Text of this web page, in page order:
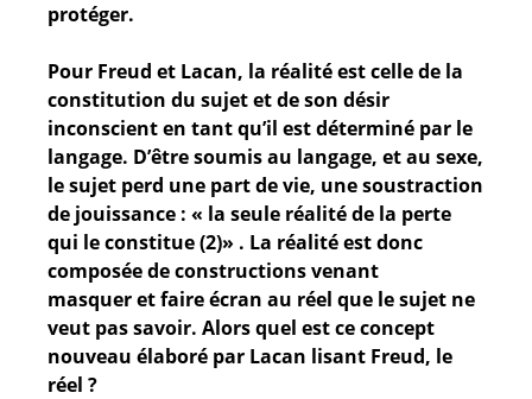
protéger.
Pour Freud et Lacan, la réalité est celle de la
constitution du sujet et de son désir
inconscient en tant qu’il est déterminé par le
langage. D’être soumis au langage, et au sexe,
le sujet perd une part de vie, une soustraction
de jouissance : « la seule réalité de la perte
qui le constitue (2)» . La réalité est donc
composée de constructions venant
masquer et faire écran au réel que le sujet ne
veut pas savoir. Alors quel est ce concept
nouveau élaboré par Lacan lisant Freud, le
réel ?